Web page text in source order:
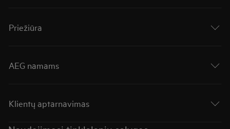
Priežiūra
AEG namams
Klientų aptarnavimas